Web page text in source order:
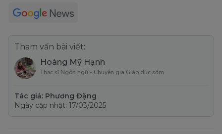
Tham vấn bài viết:
Hoàng Mỹ Hạnh
Thạc sĩ Ngôn ngữ - Chuyên gia Giáo dục sớm
Tác giả: Phương Đặng
Ngày cập nhật: 17/03/2025